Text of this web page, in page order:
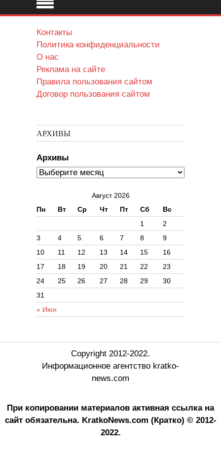
Контакты
Политика конфиденциальности
О нас
Реклама на сайте
Правила пользования сайтом
Договор пользования сайтом
АРХИВЫ
Архивы
Август 2026
Пн
Вт Ср Чт Пт Сб Вс
« Июн
1
2
3
4 5 6 7 8
9
10
11 12 13 14 15
16
17
18 19 20 21 22
23
24
25 26 27 28 29
30
31
Copyright 2012-2022.
Информационное агентство kratko-
news.com
При копировании материалов активная ссылка на
сайт обязательна. KratkoNews.com (Кратко) © 2012-
2022.